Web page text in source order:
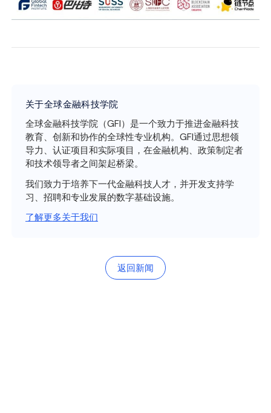
关于全球金融科技学院
全球金融科技学院（GFI）是一个致力于推进金融科技
教育、创新和协作的全球性专业机构。GFI通过思想领
导力、认证项目和实际项目，在金融机构、政策制定者
和技术领导者之间架起桥梁。
我们致力于培养下一代金融科技人才，并开发支持学
习、招聘和专业发展的数字基础设施。
了解更多关于我们
返回新闻